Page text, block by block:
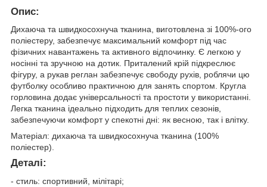
Опис:
Дихаюча та швидкосохнуча тканина, виготовлена зі 100%-ого
поліестеру, забезпечує максимальний комфорт під час
фізичних навантажень та активного відпочинку. Є легкою у
носінні та зручною на дотик. Приталений крій підкреслює
фігуру, а рукав реглан забезпечує свободу рухів, роблячи цю
футболку особливо практичною для занять спортом. Кругла
горловина додає універсальності та простоти у використанні.
Легка тканина ідеально підходить для теплих сезонів,
забезпечуючи комфорт у спекотні дні: як весною, так і влітку.
Матеріал: дихаюча та швидкосохнуча тканина (100%
поліестер).
Деталі:
- стиль: спортивний, мілітарі;